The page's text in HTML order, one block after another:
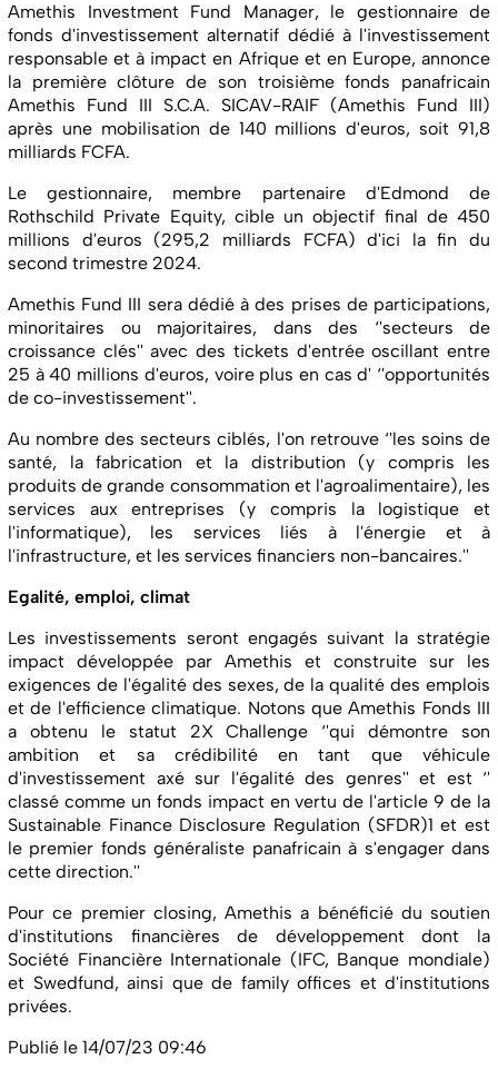
Amethis Investment Fund Manager, le gestionnaire de
fonds d'investissement alternatif dédié à l'investissement
responsable et à impact en Afrique et en Europe, annonce
la première clôture de son troisième fonds panafricain
Amethis Fund III S.C.A. SICAV-RAIF (Amethis Fund III)
après une mobilisation de 140 millions d'euros, soit 91,8
milliards FCFA.
Le gestionnaire, membre partenaire d'Edmond de
Rothschild Private Equity, cible un objectif final de 450
millions d'euros (295,2 milliards FCFA) d'ici la fin du
second trimestre 2024.
Amethis Fund III sera dédié à des prises de participations,
minoritaires ou majoritaires, dans des ‘'secteurs de
croissance clés'' avec des tickets d'entrée oscillant entre
25 à 40 millions d'euros, voire plus en cas d' ‘'opportunités
de co-investissement''.
Au nombre des secteurs ciblés, l'on retrouve ‘'les soins de
santé, la fabrication et la distribution (y compris les
produits de grande consommation et l'agroalimentaire), les
services aux entreprises (y compris la logistique et
l'informatique), les services liés à l'énergie et à
l'infrastructure, et les services financiers non-bancaires.''
Egalité, emploi, climat
Les investissements seront engagés suivant la stratégie
impact développée par Amethis et construite sur les
exigences de l'égalité des sexes, de la qualité des emplois
et de l'efficience climatique. Notons que Amethis Fonds III
a obtenu le statut 2X Challenge ‘'qui démontre son
ambition et sa crédibilité en tant que véhicule
d'investissement axé sur l'égalité des genres'' et est ‘'
classé comme un fonds impact en vertu de l'article 9 de la
Sustainable Finance Disclosure Regulation (SFDR)1 et est
le premier fonds généraliste panafricain à s'engager dans
cette direction.''
Pour ce premier closing, Amethis a bénéficié du soutien
d'institutions financières de développement dont la
Société Financière Internationale (IFC, Banque mondiale)
et Swedfund, ainsi que de family offices et d'institutions
privées.
Publié le 14/07/23 09:46